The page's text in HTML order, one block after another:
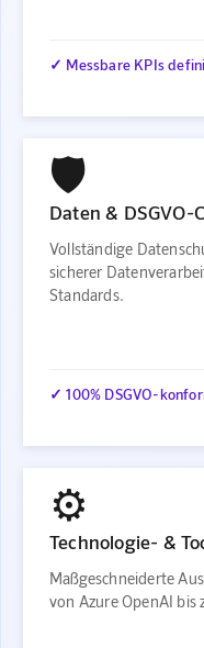
✓ Messbare KPIs
🛡️
Daten & DSGVO-
Vollständige
sicherer
Standards.
✓ 100% DSGVO-
⚙️
Technologie- &
Maßgeschneiderte
von Azure OpenAI